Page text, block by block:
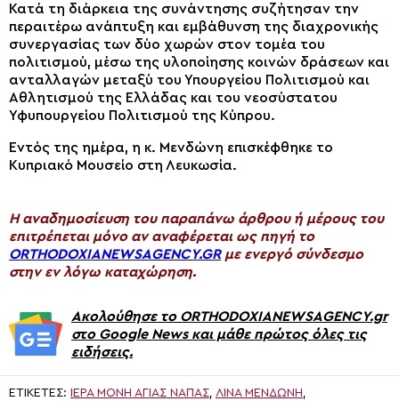
Κατά τη διάρκεια της συνάντησης συζήτησαν την
περαιτέρω ανάπτυξη και εμβάθυνση της διαχρονικής
συνεργασίας των δύο χωρών στον τομέα του
πολιτισμού, μέσω της υλοποίησης κοινών δράσεων και
ανταλλαγών μεταξύ του Υπουργείου Πολιτισμού και
Αθλητισμού της Ελλάδας και του νεοσύστατου
Υφυπουργείου Πολιτισμού της Κύπρου.
Εντός της ημέρα, η κ. Μενδώνη επισκέφθηκε το
Κυπριακό Μουσείο στη Λευκωσία.
H αναδημοσίευση του παραπάνω άρθρου ή μέρους του
επιτρέπεται μόνο αν αναφέρεται ως πηγή το
ORTHODOXIANEWSAGENCY.GRμε ενεργό σύνδεσμο
στην εν λόγω καταχώρηση.
Ακολούθησε το ORTHODOXIANEWSAGENCY.gr
στο Google News και μάθε πρώτος όλες τις
ειδήσεις.
ΕΤΙΚΈΤΕΣ: ΙΕΡΑ ΜΟΝΗ ΑΓΙΑΣ ΝΑΠΑΣ ΛΊΝΑ ΜΕΝΔΏΝΗ